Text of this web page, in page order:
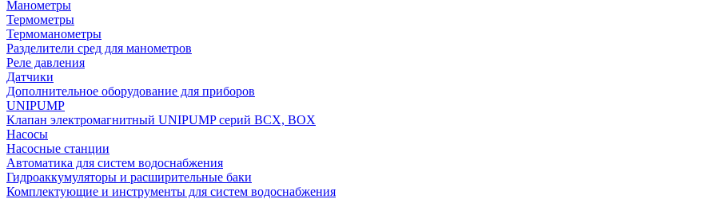
Манометры
Термометры
Термоманометры
Разделители сред для манометров
Реле давления
Датчики
Дополнительное оборудование для приборов
UNIPUMP
Клапан электромагнитный UNIPUMP серий BCX, BOX
Насосы
Насосные станции
Автоматика для систем водоснабжения
Гидроаккумуляторы и расширительные баки
Комплектующие и инструменты для систем водоснабжения